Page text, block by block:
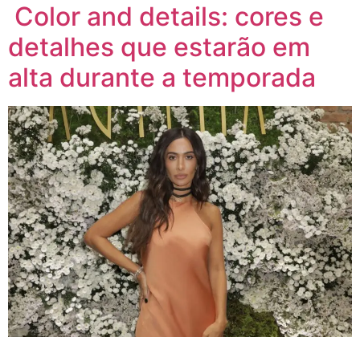
Color and details: cores e
detalhes que estarão em
alta durante a temporada